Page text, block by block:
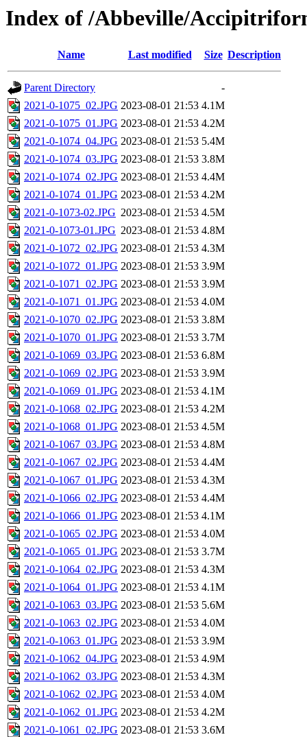
Index of /Abbeville/
Name Last modified Size Description
Parent Directory
-
2021-0-1075_02.JPG 2023-08-01 21:53 4.1M
2021-0-1075_01.JPG 2023-08-01 21:53 4.2M
2021-0-1074_04.JPG 2023-08-01 21:53 5.4M
2021-0-1074_03.JPG 2023-08-01 21:53 3.8M
2021-0-1074_02.JPG 2023-08-01 21:53 4.4M
2021-0-1074_01.JPG 2023-08-01 21:53 4.2M
2021-0-1073-02.JPG 2023-08-01 21:53 4.5M
2021-0-1073-01.JPG 2023-08-01 21:53 4.8M
2021-0-1072_02.JPG 2023-08-01 21:53 4.3M
2021-0-1072_01.JPG 2023-08-01 21:53 3.9M
2021-0-1071_02.JPG 2023-08-01 21:53 3.9M
2021-0-1071_01.JPG 2023-08-01 21:53 4.0M
2021-0-1070_02.JPG 2023-08-01 21:53 3.8M
2021-0-1070_01.JPG 2023-08-01 21:53 3.7M
2021-0-1069_03.JPG 2023-08-01 21:53 6.8M
2021-0-1069_02.JPG 2023-08-01 21:53 3.9M
2021-0-1069_01.JPG 2023-08-01 21:53 4.1M
2021-0-1068_02.JPG 2023-08-01 21:53 4.2M
2021-0-1068_01.JPG 2023-08-01 21:53 4.5M
2021-0-1067_03.JPG 2023-08-01 21:53 4.8M
2021-0-1067_02.JPG 2023-08-01 21:53 4.4M
2021-0-1067_01.JPG 2023-08-01 21:53 4.3M
2021-0-1066_02.JPG 2023-08-01 21:53 4.4M
2021-0-1066_01.JPG 2023-08-01 21:53 4.1M
2021-0-1065_02.JPG 2023-08-01 21:53 4.0M
2021-0-1065_01.JPG 2023-08-01 21:53 3.7M
2021-0-1064_02.JPG 2023-08-01 21:53 4.3M
2021-0-1064_01.JPG 2023-08-01 21:53 4.1M
2021-0-1063_03.JPG 2023-08-01 21:53 5.6M
2021-0-1063_02.JPG 2023-08-01 21:53 4.0M
2021-0-1063_01.JPG 2023-08-01 21:53 3.9M
2021-0-1062_04.JPG 2023-08-01 21:53 4.9M
2021-0-1062_03.JPG 2023-08-01 21:53 4.3M
2021-0-1062_02.JPG 2023-08-01 21:53 4.0M
2021-0-1062_01.JPG 2023-08-01 21:53 4.2M
2021-0-1061_02.JPG 2023-08-01 21:53 3.6M